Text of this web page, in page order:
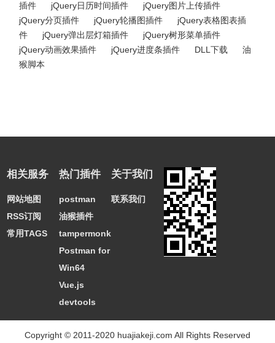
插件
jQuery日历时间插件
jQuery图片上传插件
jQuery分页插件
jQuery轮播图插件
jQuery表格图表插
件
jQuery弹出层灯箱插件
jQuery树形菜单插件
jQuery动画效果插件
jQuery进度条插件 DLL下载
油
猴脚本
相关服务
网站地图
RSS订阅
常用TAGS
热门插件
postman
油猴插件
tampermonkey
Postman for
Win64
Vue.js
devtools
关于我们
联系我们
Copyright © 2011-2020 huajiakeji.com All Rights Reserved